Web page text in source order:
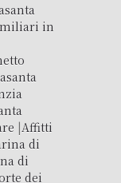
in
|Affitti
di
di
dei